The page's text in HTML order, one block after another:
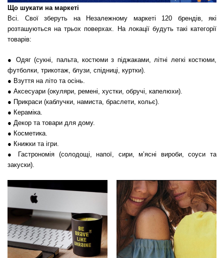
Що шукати на маркеті
Всі. Свої зберуть на Незалежному маркеті 120 брендів, які
розташуються на трьох поверхах. На локації будуть такі категорії
товарів:
● Одяг (сукні, пальта, костюми з піджаками, літні легкі костюми,
футболки, трикотаж, блузи, спідниці, куртки).
● Взуття на літо та осінь.
● Аксесуари (окуляри, ремені, хустки, обручі, капелюхи).
● Прикраси (каблучки, намиста, браслети, кольє).
● Кераміка.
● Декор та товари для дому.
● Косметика.
● Книжки та ігри.
● Гастрономія (солодощі, напої, сири, м’ясні вироби, соуси та
закуски).